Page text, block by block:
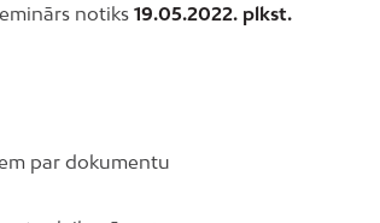
notiks 19.05.2022. plkst.
par dokumentu